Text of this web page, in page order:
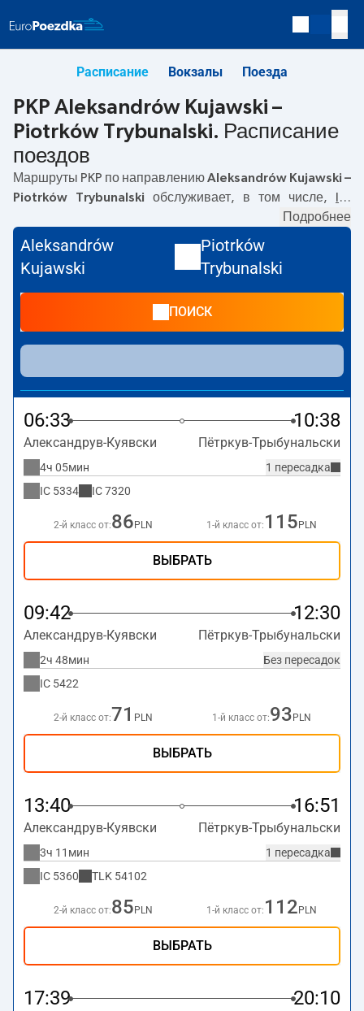
Расписание Вокзалы Поезда
PKP Aleksandrów Kujawski –
Piotrków Trybunalski. Расписание
поездов
Маршруты PKP по направлениюAleksandrów Kujawski –
Piotrków Trybunalski обслуживает, в том числе, IC.
с вокзала PKP
Aleksandrów Kujawski. Последний поезд до Piotrków
Aleksandrów Kujawski
Piotrków Trybunalski
курсируют другие поезда:TLK- предлагают более
низкую цену билета и, как правило, более долгое время
в пути. Поезд заканчивает маршрут на станции Piotrków
Trybunalski.
Подробнее
Aleksandrów
Kujawski
Piotrków
Trybunalski
ПОИСК
06:33 10:38
Александрув-Куявски Пётркув-Трыбунальски
1 пересадка
4ч 05мин
IC 5334 IC7320
2-й класс от:86 PLN 1-й класс от: 115 PLN
ВЫБРАТЬ
09:42 12:30
Александрув-Куявски Пётркув-Трыбунальски
Без пересадок
2ч 48мин
IC 5422
2-й класс от:71 PLN 1-й класс от:93 PLN
ВЫБРАТЬ
13:40 16:51
Александрув-Куявски Пётркув-Трыбунальски
1 пересадка
3ч 11мин
IC 5360 TLK 54102
2-й класс от:85 PLN 1-й класс от: 112 PLN
ВЫБРАТЬ
17:39 20:10